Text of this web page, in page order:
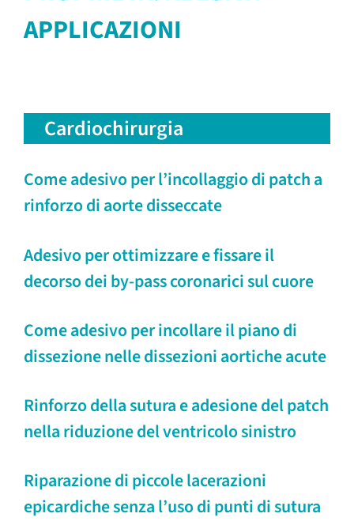
APPLICAZIONI
Cardiochirurgia
Come adesivo per l’incollaggio di patch a
rinforzo di aorte disseccate
Adesivo per ottimizzare e fissare il
decorso dei by-pass coronarici sul cuore
Come adesivo per incollare il piano di
dissezione nelle dissezioni aortiche acute
Rinforzo della sutura e adesione del patch
nella riduzione del ventricolo sinistro
Riparazione di piccole lacerazioni
epicardiche senza l’uso di punti di sutura